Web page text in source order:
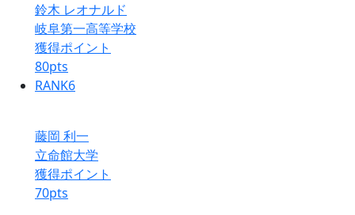
鈴木 レオナルド
岐阜第一高等学校
獲得ポイント
80pts
RANK6
藤岡 利一
立命館大学
獲得ポイント
70pts